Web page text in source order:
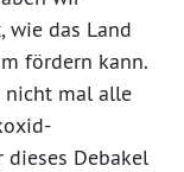
wie das Land
fördern kann.
nicht mal alle
dieses Debakel